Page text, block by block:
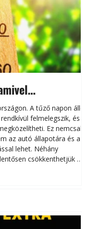
károktól
A tűző napon álló
felmelegszik, és
Ez nemcsak
az autó állapotára és a
lehet. Néhány
csökkenthetjük a